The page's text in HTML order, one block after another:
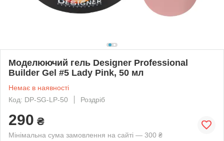
Моделюючий гель Designer Professional
Builder Gel #5 Lady Pink, 50 мл
Немає в наявності
Код: DP-SG-LP-50
Роздріб
290 ₴
Мінімальна сума замовлення на сайті — 300 ₴